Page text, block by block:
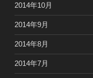
2014年10月
2014年9月
2014年8月
2014年7月